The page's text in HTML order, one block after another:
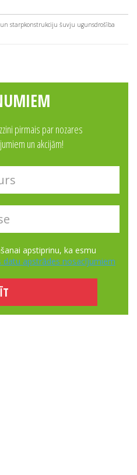
starpkonstrukciju šuvju ugunsdrošība
pirmais par nozares
un akcijām!
apstiprinu, ka esmu
datu apstrādes nosacījumiem